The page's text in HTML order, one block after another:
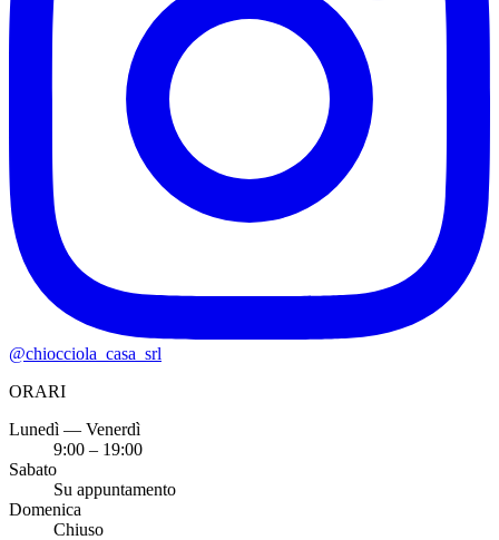
@chiocciola_casa_srl
ORARI
Lunedì — Venerdì
9:00 – 19:00
Sabato
Su appuntamento
Domenica
Chiuso